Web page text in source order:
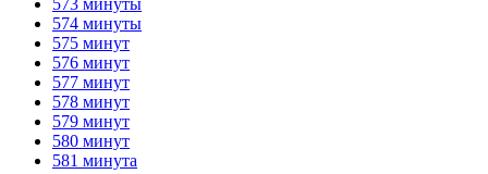
574 минуты
575 минут
576 минут
577 минут
578 минут
579 минут
580 минут
581 минута